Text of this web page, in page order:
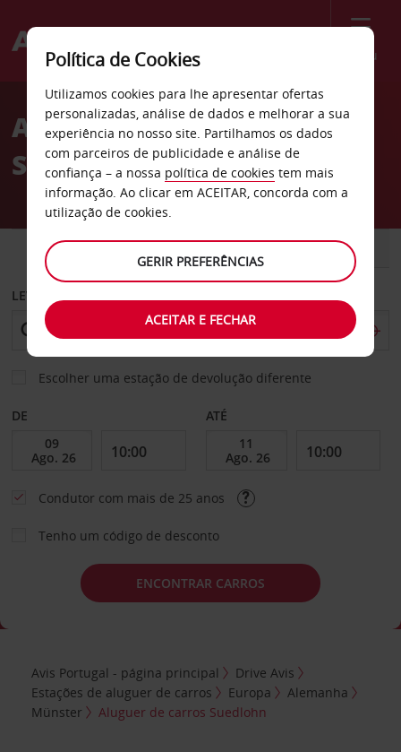
Menu
Welcome
AvisAluguer de carros
Suedlohn
CARRO COMERCIAIS
LEVANTAR EM
Escolher uma estação de devolução diferente
DE ATÉ
Condutor com mais de 25 anos
Tenho um código de desconto
ENCONTRAR CARROS
Avis Portugal - página principal
Drive Avis
Estações de aluguer de carros
Europa
Alemanha
Münster
Aluguer de carros Suedlohn
Política de Cookies
Utilizamos cookies para lhe apresentar ofertas
personalizadas, análise de dados e melhorar a sua
experiência no nosso site. Partilhamos os dados
com parceiros de publicidade e análise de
confiança – a nossa política de cookies tem mais
informação. Ao clicar em ACEITAR, concorda com a
utilização de cookies.
GERIR PREFERÊNCIAS
ACEITAR E FECHAR